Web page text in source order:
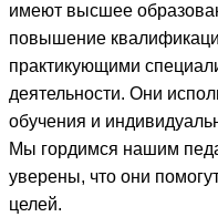
имеют высшее
повышение
практикующими
деятельности. Они
обучения и
Мы гордимся нашим
уверены, что они
целей.